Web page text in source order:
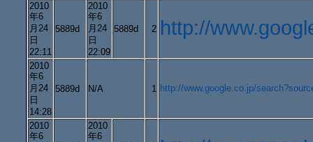
2010
年6
月24
日
22:11
5889d
2010
年6
月24
日
22:09
5889d 2 http://
2010
年6
月24
日
14:28
5889d N/A 1 http://www.google.co.jp/
2010
年6
2010
年6